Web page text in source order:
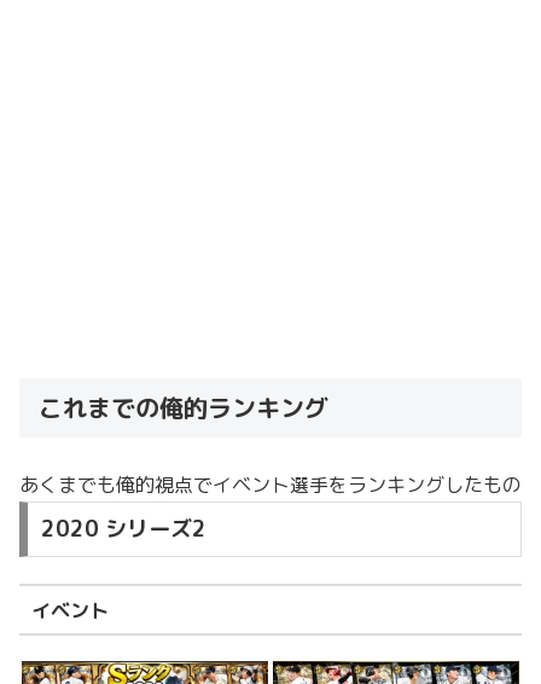
これまでの俺的ランキング
あくまでも俺的視点でイベント選手をランキングしたもの
2020 シリーズ2
イベント